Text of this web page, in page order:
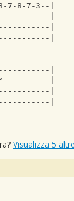
8-7-3--|
|
|
|
|
|
|
|
Visualizza 5